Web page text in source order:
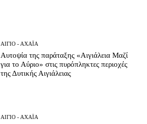
ΑΊΓΙΟ - ΑΧΑΪ́Α
Αυτοψία της παράταξης «Αιγιάλεια Μαζί
για το Αύριο» στις πυρόπληκτες περιοχές
της Δυτικής Αιγιάλειας
ΑΊΓΙΟ - ΑΧΑΪ́Α